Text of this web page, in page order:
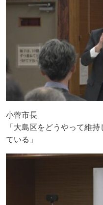
小菅市長
「大島区をどうやって維
ている」